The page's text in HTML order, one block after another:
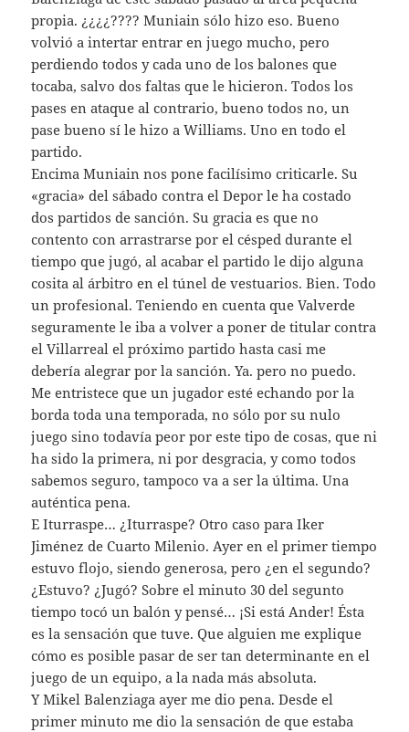
propia. ¿¿¿¿???? Muniain sólo hizo eso. Bueno
volvió a intertar entrar en juego mucho, pero
perdiendo todos y cada uno de los balones que
tocaba, salvo dos faltas que le hicieron. Todos los
pases en ataque al contrario, bueno todos no, un
pase bueno sí le hizo a Williams. Uno en todo el
partido.
Encima Muniain nos pone facilísimo criticarle. Su
«gracia» del sábado contra el Depor le ha costado
dos partidos de sanción. Su gracia es que no
contento con arrastrarse por el césped durante el
tiempo que jugó, al acabar el partido le dijo alguna
cosita al árbitro en el túnel de vestuarios. Bien. Todo
un profesional. Teniendo en cuenta que Valverde
seguramente le iba a volver a poner de titular contra
el Villarreal el próximo partido hasta casi me
debería alegrar por la sanción. Ya. pero no puedo.
Me entristece que un jugador esté echando por la
borda toda una temporada, no sólo por su nulo
juego sino todavía peor por este tipo de cosas, que ni
ha sido la primera, ni por desgracia, y como todos
sabemos seguro, tampoco va a ser la última. Una
auténtica pena.
E Iturraspe… ¿Iturraspe? Otro caso para Iker
Jiménez de Cuarto Milenio. Ayer en el primer tiempo
estuvo flojo, siendo generosa, pero ¿en el segundo?
¿Estuvo? ¿Jugó? Sobre el minuto 30 del segunto
tiempo tocó un balón y pensé… ¡Si está Ander! Ésta
es la sensación que tuve. Que alguien me explique
cómo es posible pasar de ser tan determinante en el
juego de un equipo, a la nada más absoluta.
Y Mikel Balenziaga ayer me dio pena. Desde el
primer minuto me dio la sensación de que estaba